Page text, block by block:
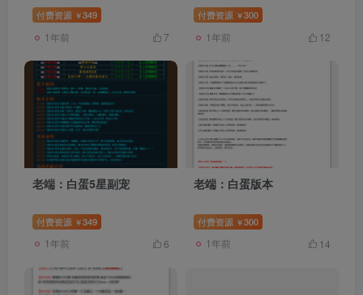
付费资源 ￥349
1年前 7
付费资源 ￥300
1年前 12
老端：白蛋5星副宠
付费资源 ￥349
1年前 6
老端：白蛋版本
付费资源 ￥300
1年前 14